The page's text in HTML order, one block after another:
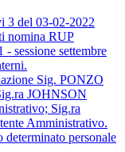
3 del 03-02-2022
nomina RUP
- sessione settembre
Sig. PONZO
JOHNSON
Sig.ra
Amministrativo.
determinato personale